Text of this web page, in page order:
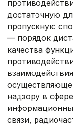
достаточную
пропускную
— порядок
качества
надзору в
связи,